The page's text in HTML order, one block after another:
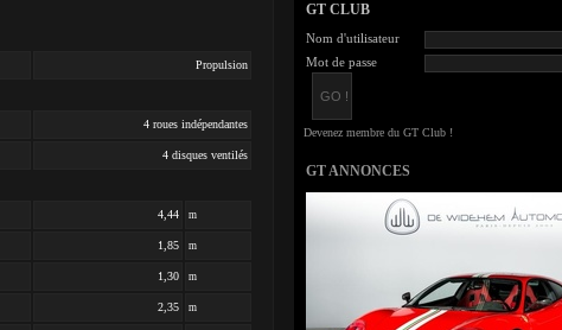
Propulsion
4 roues indépendantes
4 disques ventilés
4,44 m
1,85 m
1,30 m
2,35 m
GT CLUB
Nom d'utilisateur
Mot de passe
GT ANNONCES